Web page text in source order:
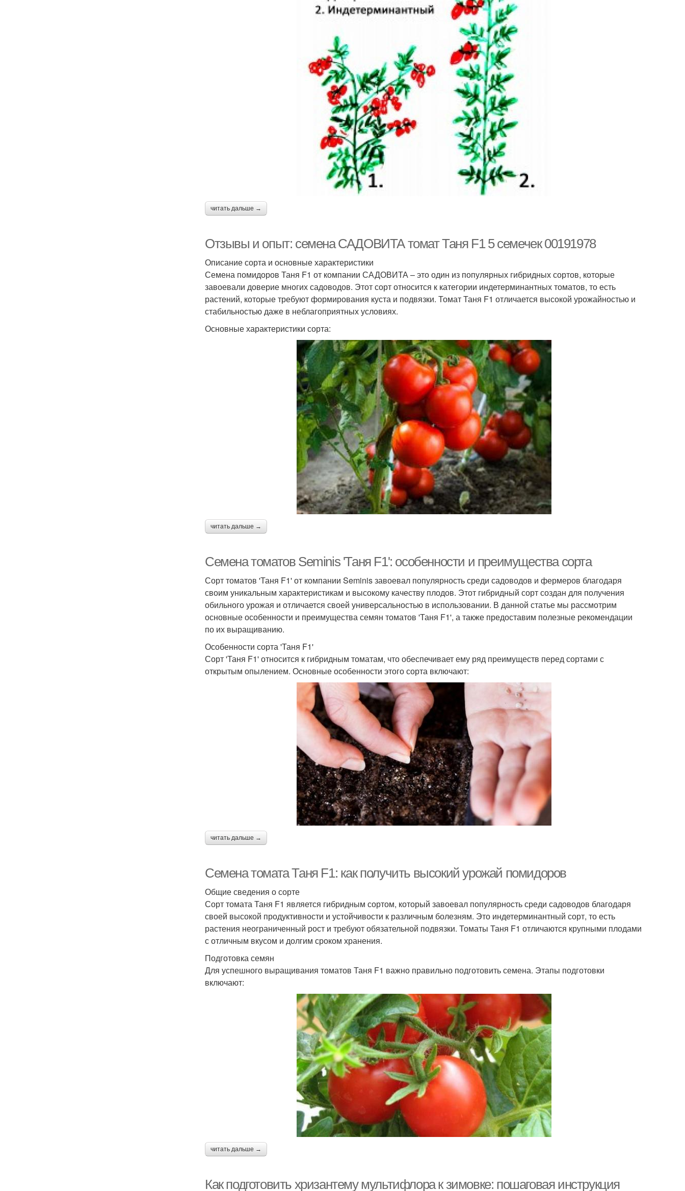
читать дальше →
Отзывы и опыт: семена САДОВИТА томат Таня F1 5 семечек 00191978
Описание сорта и основные характеристики
Семена помидоров Таня F1 от компании САДОВИТА – это один из популярных гибридных сортов, которые
завоевали доверие многих садоводов. Этот сорт относится к категории индетерминантных томатов, то есть
растений, которые требуют формирования куста и подвязки. Томат Таня F1 отличается высокой урожайностью и
стабильностью даже в неблагоприятных условиях.
Основные характеристики сорта:
читать дальше →
Семена томатов Seminis 'Таня F1': особенности и преимущества сорта
Сорт томатов 'Таня F1' от компании Seminis завоевал популярность среди садоводов и фермеров благодаря
своим уникальным характеристикам и высокому качеству плодов. Этот гибридный сорт создан для получения
обильного урожая и отличается своей универсальностью в использовании. В данной статье мы рассмотрим
основные особенности и преимущества семян томатов 'Таня F1', а также предоставим полезные рекомендации
по их выращиванию.
Особенности сорта 'Таня F1'
Сорт 'Таня F1' относится к гибридным томатам, что обеспечивает ему ряд преимуществ перед сортами с
открытым опылением. Основные особенности этого сорта включают:
читать дальше →
Семена томата Таня F1: как получить высокий урожай помидоров
Общие сведения о сорте
Сорт томата Таня F1 является гибридным сортом, который завоевал популярность среди садоводов благодаря
своей высокой продуктивности и устойчивости к различным болезням. Это индетерминантный сорт, то есть
растения неограниченный рост и требуют обязательной подвязки. Томаты Таня F1 отличаются крупными плодами
с отличным вкусом и долгим сроком хранения.
Подготовка семян
Для успешного выращивания томатов Таня F1 важно правильно подготовить семена. Этапы подготовки
включают:
читать дальше →
Как подготовить хризантему мультифлора к зимовке: пошаговая инструкция